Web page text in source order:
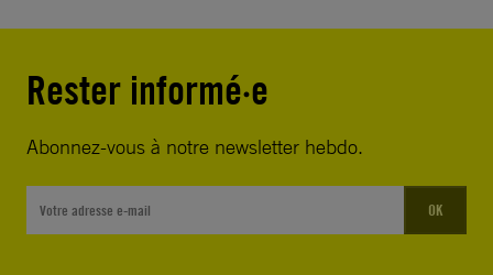
Rester informé·e
Abonnez-vous à notre newsletter hebdo.
OK